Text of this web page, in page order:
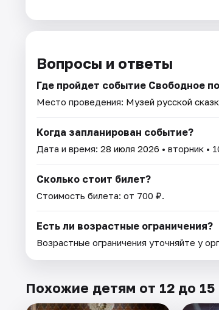
Вопросы и ответы
Где пройдет событие Свободное
Место проведения: Музей русской
Когда запланирован событие?
Дата и время: 28 июля 2026 • вторник •
Сколько стоит билет?
Стоимость билета: от 700 ₽.
Есть ли возрастные ограничения?
Возрастные ограничения уточняйте у
Похожие детям от 12 до 15